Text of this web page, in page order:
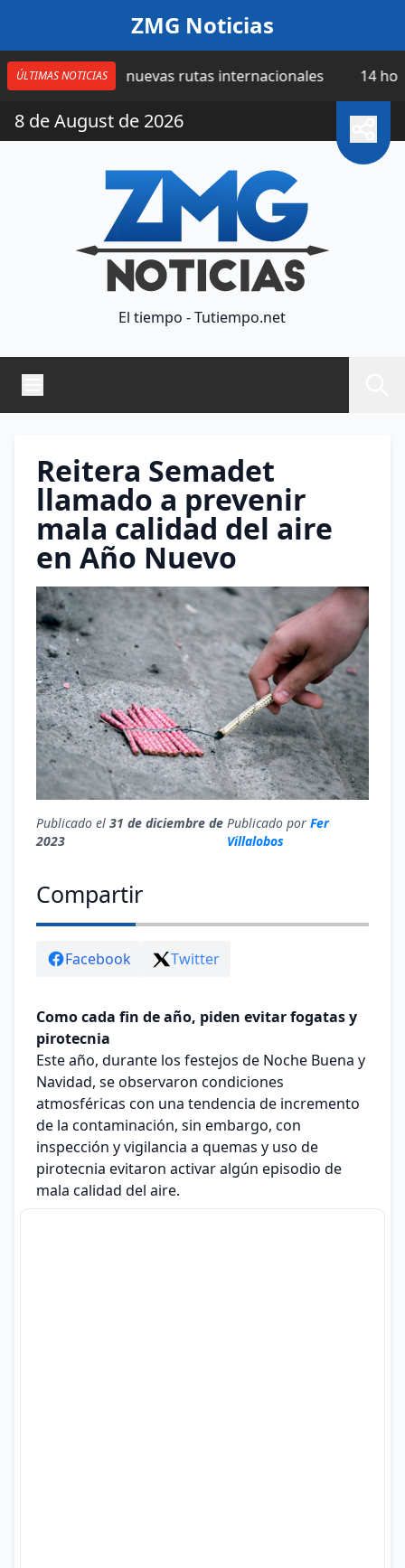
ZMG Noticias
ÚLTIMAS NOTICIAS
cuatro nuevas rutas internacionales 14 horas |
8 de August de 2026
El tiempo - Tutiempo.net
Reitera Semadet
llamado a prevenir
mala calidad del aire
en Año Nuevo
Publicado el 31 de diciembre de
2023
Publicado porFer
Villalobos
Compartir
Facebook Twitter
Como cada fin de año, piden evitar fogatas y
pirotecnia
Este año, durante los festejos de Noche Buena y
Navidad, se observaron condiciones
atmosféricas con una tendencia de incremento
de la contaminación, sin embargo, con
inspección y vigilancia a quemas y uso de
pirotecnia evitaron activar algún episodio de
mala calidad del aire.